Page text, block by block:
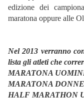
edizione dei
maratona oppure alle
Nel 2013 verranno
lista gli atleti che
MARATONA
MARATONA
HALF MARATHON